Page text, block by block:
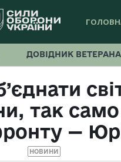
ДОВІДНИК ВЕТЕРАНА
так
—
НОВИНИ